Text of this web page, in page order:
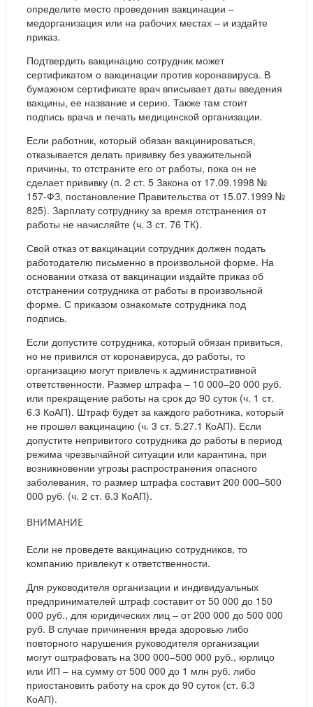
определите место проведения вакцинации –
медорганизация или на рабочих местах – и издайте
приказ.
Подтвердить вакцинацию сотрудник может
сертификатом о вакцинации против коронавируса. В
бумажном сертификате врач вписывает даты введения
вакцины, ее название и серию. Также там стоит
подпись врача и печать медицинской организации.
Если работник, который обязан вакцинироваться,
отказывается делать прививку без уважительной
причины, то отстраните его от работы, пока он не
сделает прививку (п. 2 ст. 5 Закона от 17.09.1998 №
157-ФЗ, постановление Правительства от 15.07.1999 №
825). Зарплату сотруднику за время отстранения от
работы не начисляйте (ч. 3 ст. 76 ТК).
Свой отказ от вакцинации сотрудник должен подать
работодателю письменно в произвольной форме. На
основании отказа от вакцинации издайте приказ об
отстранении сотрудника от работы в произвольной
форме. С приказом ознакомьте сотрудника под
подпись.
Если допустите сотрудника, который обязан привиться,
но не привился от коронавируса, до работы, то
организацию могут привлечь к административной
ответственности. Размер штрафа – 10 000–20 000 руб.
или прекращение работы на срок до 90 суток (ч. 1 ст.
6.3 КоАП). Штраф будет за каждого работника, который
не прошел вакцинацию (ч. 3 ст. 5.27.1 КоАП). Если
допустите непривитого сотрудника до работы в период
режима чрезвычайной ситуации или карантина, при
возникновении угрозы распространения опасного
заболевания, то размер штрафа составит 200 000–500
000 руб. (ч. 2 ст. 6.3 КоАП).
ВНИМАНИЕ
Если не проведете вакцинацию сотрудников, то
компанию привлекут к ответственности.
Для руководителя организации и индивидуальных
предпринимателей штраф составит от 50 000 до 150
000 руб., для юридических лиц – от 200 000 до 500 000
руб. В случае причинения вреда здоровью либо
повторного нарушения руководителя организации
могут оштрафовать на 300 000–500 000 руб., юрлицо
или ИП – на сумму от 500 000 до 1 млн руб. либо
приостановить работу на срок до 90 суток (ст. 6.3
КоАП).